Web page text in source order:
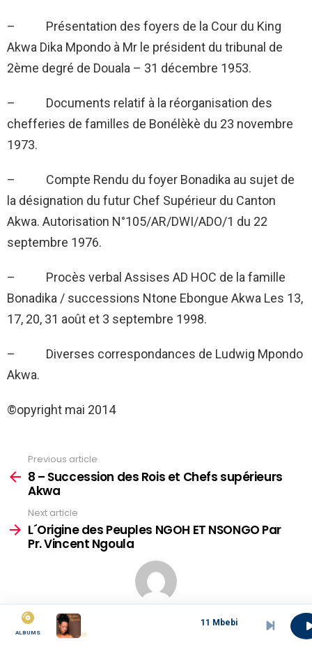
– Présentation des foyers de la Cour du King
Akwa Dika Mpondo à Mr le président du tribunal de
2ème degré de Douala – 31 décembre 1953.
– Documents relatif à la réorganisation des
chefferies de familles de Bonélèkè du 23 novembre
1973.
– Compte Rendu du foyer Bonadika au sujet de
la désignation du futur Chef Supérieur du Canton
Akwa. Autorisation N°105/AR/DWI/ADO/1 du 22
septembre 1976.
– Procès verbal Assises AD HOC de la famille
Bonadika / successions Ntone Ebongue Akwa Les 13,
17, 20, 31 août et 3 septembre 1998.
– Diverses correspondances de Ludwig Mpondo
Akwa.
©opyright mai 2014
more
Previous article
8 – Succession des Rois et Chefs supérieurs
Akwa
Next article
L´Origine des Peuples NGOH ET NSONGO Par
Pr. Vincent Ngoula
mboasawa
ALBUMS